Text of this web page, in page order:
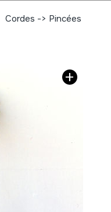
Cordes -> Pincées